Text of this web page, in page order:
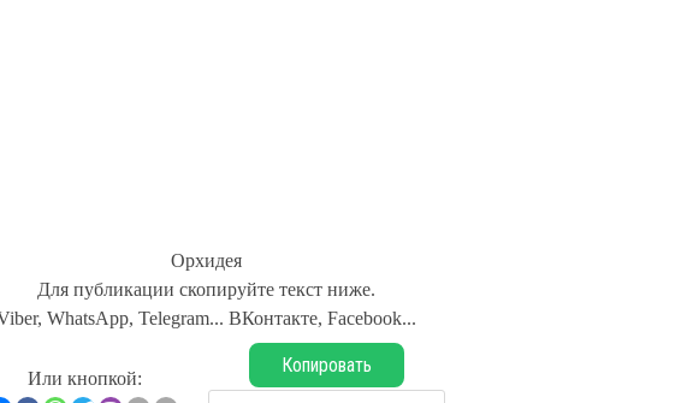
Орхидея
Для публикации скопируйте текст ниже.
WhatsApp, Telegram... ВКонтакте, Facebook...
Или кнопкой:
Копировать